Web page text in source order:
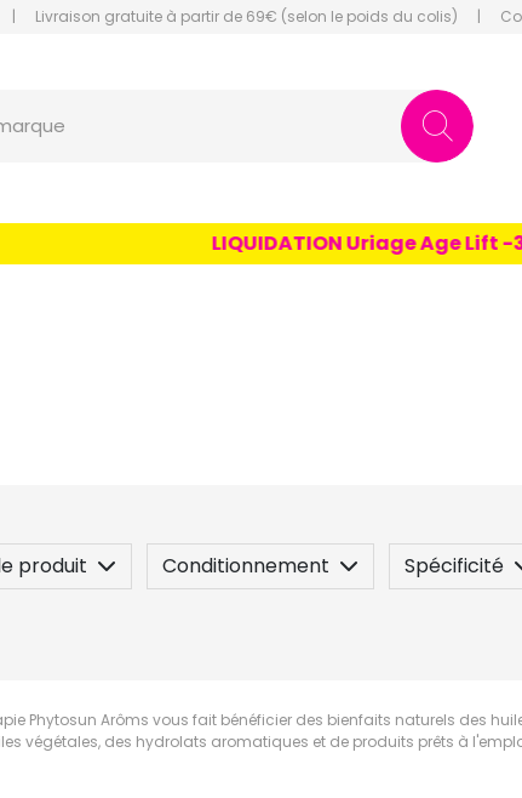
| Livraison gratuite à partir de 69€ (selon le poids du colis) |
LIQUIDATION Uriage Age Lift -30%
produit Conditionnement
Spécificité
Phytosun Arôms vous fait bénéficier des bienfaits naturels des
végétales, des hydrolats aromatiques et de produits prêts à